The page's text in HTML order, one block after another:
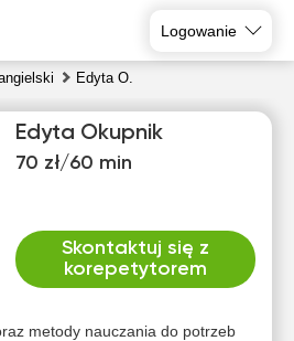
Logowanie
Edyta O.
Edyta Okupnik
70 zł/60 min
Skontaktuj się z
korepetytorem
metody nauczania do potrzeb
10
11
12
13